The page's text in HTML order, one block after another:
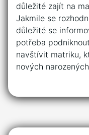
důležité zajít na
Jakmile se
důležité se
potřeba
navštívit matriku,
nových